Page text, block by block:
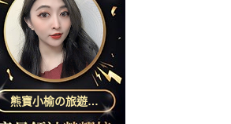
熊寶小榆の旅遊日
記